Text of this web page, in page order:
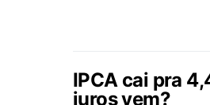
IPCA cai pra
juros vem?